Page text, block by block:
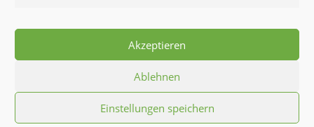
Akzeptieren
Ablehnen
Einstellungen speichern
Copyright © 2021 - SubSelling.de
SUBSELLING.de - Postfach 340134, 44242
info@subselling.de